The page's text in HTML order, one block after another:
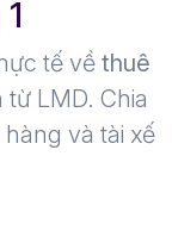
tế về thuê
từ LMD. Chia
và tài xế